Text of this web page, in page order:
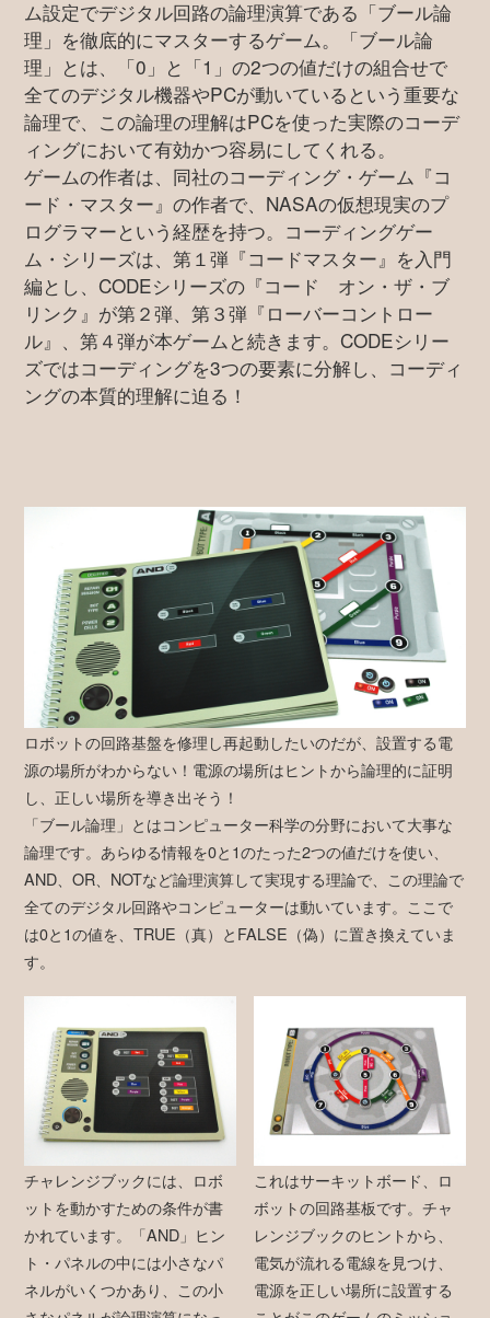
ム設定でデジタル回路の論理演算である「ブール論
理」を徹底的にマスターするゲーム。「ブール論
理」とは、「0」と「1」の2つの値だけの組合せで
全てのデジタル機器やPCが動いているという重要な
論理で、この論理の理解はPCを使った実際のコーデ
ィングにおいて有効かつ容易にしてくれる。
ゲームの作者は、同社のコーディング・ゲーム『コ
ード・マスター』の作者で、NASAの仮想現実のプ
ログラマーという経歴を持つ。コーディングゲー
ム・シリーズは、第１弾『コードマスター』を入門
編とし、CODEシリーズの『コード オン・ザ・ブ
リンク』が第２弾、第３弾『ローバーコントロー
ル』、第４弾が本ゲームと続きます。CODEシリー
ズではコーディングを3つの要素に分解し、コーディ
ングの本質的理解に迫る！
ロボットの回路基盤を修理し再起動したいのだが、設置する電
源の場所がわからない！電源の場所はヒントから論理的に証明
し、正しい場所を導き出そう！
「ブール論理」とはコンピューター科学の分野において大事な
論理です。あらゆる情報を0と1のたった2つの値だけを使い、
AND、OR、NOTなど論理演算して実現する理論で、この理論で
全てのデジタル回路やコンピューターは動いています。ここで
は0と1の値を、TRUE（真）とFALSE（偽）に置き換えていま
す。
チャレンジブックには、ロボ
ットを動かすための条件が書
かれています。「AND」ヒン
ト・パネルの中には小さなパ
ネルがいくつかあり、この小
これはサーキットボード、ロ
ボットの回路基板です。チャ
レンジブックのヒントから、
電気が流れる電線を見つけ、
電源を正しい場所に設置する